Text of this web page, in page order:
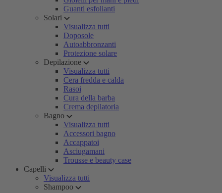
Guanti esfolianti
Solari
Visualizza tutti
Doposole
Autoabbronzanti
Protezione solare
Depilazione
Visualizza tutti
Cera fredda e calda
Rasoi
Cura della barba
Crema depilatoria
Bagno
Visualizza tutti
Accessori bagno
Accappatoi
Asciugamani
Trousse e beauty case
Capelli
Visualizza tutti
Shampoo